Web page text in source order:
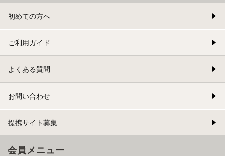
初めての方へ
ご利用ガイド
よくある質問
お問い合わせ
提携サイト募集
会員メニュー